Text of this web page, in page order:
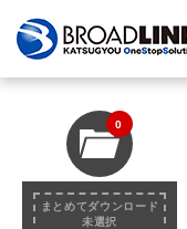
0
まとめてダウンロード
未選択